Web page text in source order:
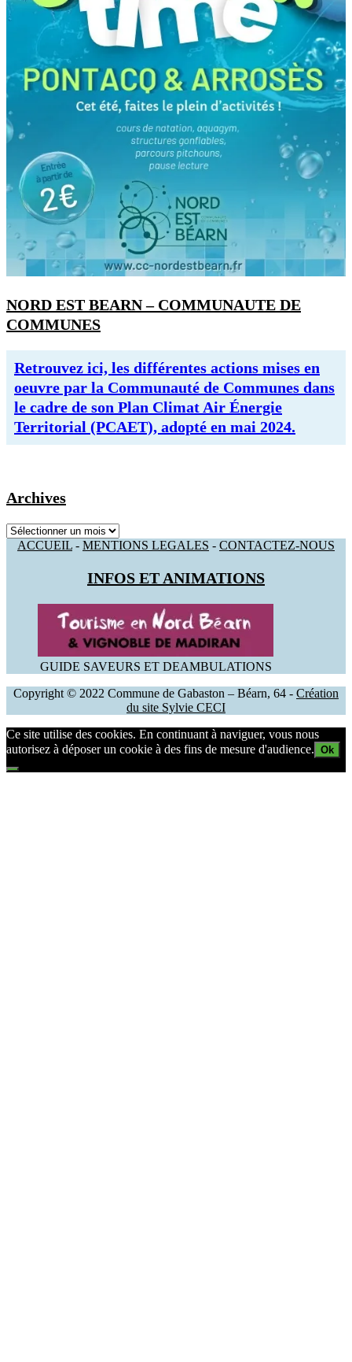
NORD EST BEARN – COMMUNAUTE DE
COMMUNES
Retrouvez ici, les différentes actions mises en
oeuvre par la Communauté de Communes dans
le cadre de son Plan Climat Air Énergie
Territorial (PCAET), adopté en mai 2024.
Archives
Archives
ACCUEIL - MENTIONS LEGALES - CONTACTEZ-NOUS
INFOS ET ANIMATIONS
GUIDE SAVEURS ET DEAMBULATIONS
Copyright © 2022 Commune de Gabaston – Béarn, 64 - Création
du site Sylvie CECI
Ce site utilise des cookies. En continuant à naviguer, vous nous
autorisez à déposer un cookie à des fins de mesure d'audience. Ok